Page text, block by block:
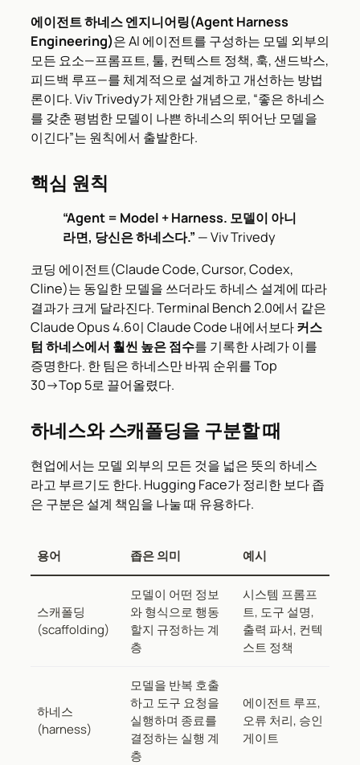
에이전트 하네스 엔지니어링(Agent Harness
Engineering)은 AI 에이전트를 구성하는 모델 외부의
모든 요소—프롬프트, 툴, 컨텍스트 정책, 훅, 샌드박스,
피드백 루프—를 체계적으로 설계하고 개선하는 방법
론이다. Viv Trivedy가 제안한 개념으로, “좋은 하네스
를 갖춘 평범한 모델이 나쁜 하네스의 뛰어난 모델을
이긴다”는 원칙에서 출발한다.
핵심 원칙
“Agent = Model + Harness. 모델이 아니
라면, 당신은 하네스다.” — Viv Trivedy
코딩 에이전트(Claude Code, Cursor, Codex,
Cline)는 동일한 모델을 쓰더라도 하네스 설계에 따라
결과가 크게 달라진다. Terminal Bench 2.0에서 같은
Claude Opus 4.6이 Claude Code 내에서보다커스
텀 하네스에서 훨씬 높은 점수를 기록한 사례가 이를
증명한다. 한 팀은 하네스만 바꿔 순위를 Top
30→Top 5로 끌어올렸다.
하네스와 스캐폴딩을 구분할 때
현업에서는 모델 외부의 모든 것을 넓은 뜻의 하네스
라고 부르기도 한다. Hugging Face가 정리한 보다 좁
은 구분은 설계 책임을 나눌 때 유용하다.
용어 좁은 의미 예시
스캐폴딩
(scaffolding)
모델이 어떤 정보
와 형식으로 행동
할지 규정하는 계
층
시스템 프롬프
트, 도구 설명,
출력 파서, 컨텍
스트 정책
하네스
(harness)
모델을 반복 호출
하고 도구 요청을
실행하며 종료를
결정하는 실행 계
층
에이전트 루프,
오류 처리, 승인
게이트